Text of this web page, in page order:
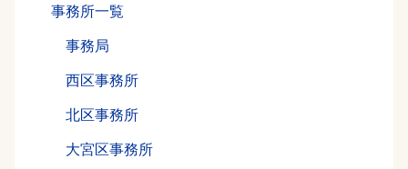
事務所一覧
事務局
西区事務所
北区事務所
大宮区事務所